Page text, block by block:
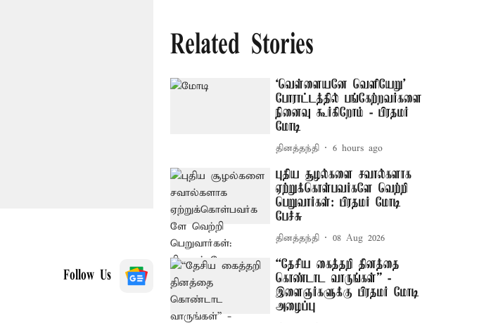
Follow Us
Related Stories
‘வெள்ளையனே வெளியேறு’
போராட்டத்தில் பங்கேற்றவர்களை
நினைவு கூர்கிறோம் - பிரதமர்
மோடி
தினத்தந்தி 6 hours ago
புதிய சூழல்களை சவால்களாக
ஏற்றுக்கொள்பவர்களே வெற்றி
பெறுவார்கள்: பிரதமர் மோடி
பேச்சு
தினத்தந்தி 08 Aug 2026
“தேசிய கைத்தறி தினத்தை
கொண்டாட வாருங்கள்” -
இளைஞர்களுக்கு பிரதமர் மோடி
அழைப்பு